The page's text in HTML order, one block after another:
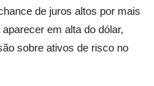
de juros altos por mais
em alta do dólar,
sobre ativos de risco no